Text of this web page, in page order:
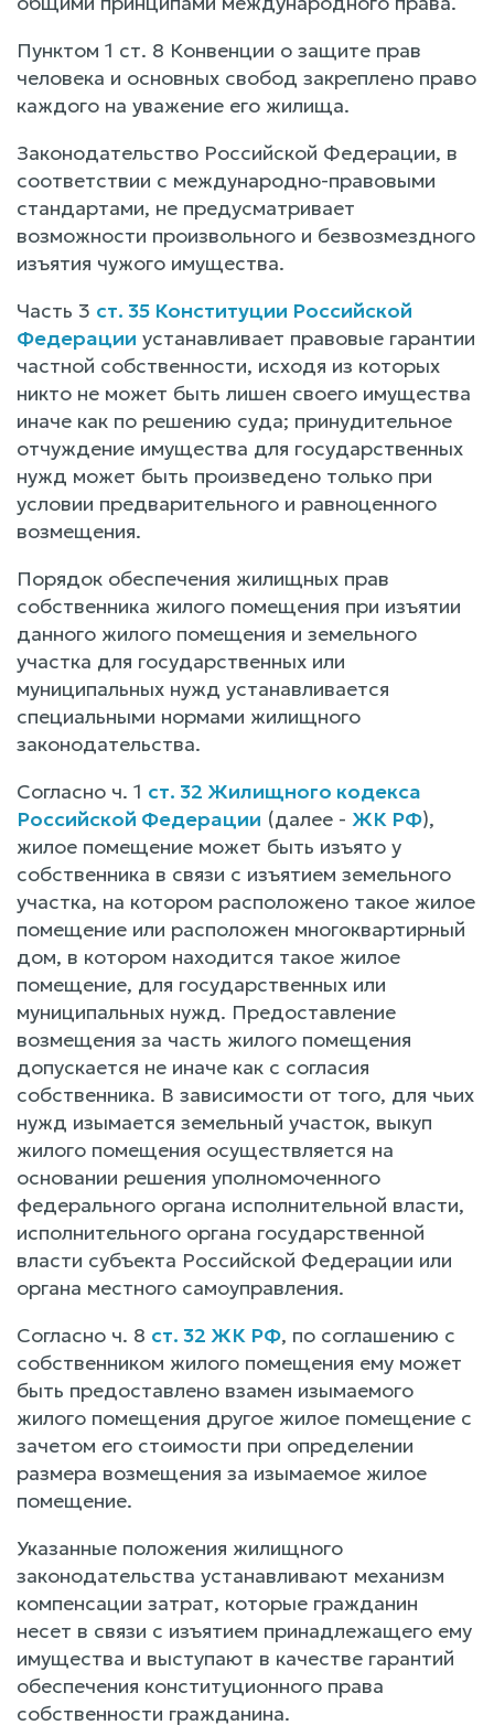
Пунктом 1 ст. 8 Конвенции о защите прав
человека и основных свобод закреплено право
каждого на уважение его жилища.
Законодательство Российской Федерации, в
соответствии с международно-правовыми
стандартами, не предусматривает
возможности произвольного и безвозмездного
изъятия чужого имущества.
Часть 3 ст. 35 Конституции Российской
Федерации устанавливает правовые гарантии
частной собственности, исходя из которых
никто не может быть лишен своего имущества
иначе как по решению суда; принудительное
отчуждение имущества для государственных
нужд может быть произведено только при
условии предварительного и равноценного
возмещения.
Порядок обеспечения жилищных прав
собственника жилого помещения при изъятии
данного жилого помещения и земельного
участка для государственных или
муниципальных нужд устанавливается
специальными нормами жилищного
законодательства.
Согласно ч. 1 ст. 32 Жилищного кодекса
Российской Федерации (далее - ЖК РФ),
жилое помещение может быть изъято у
собственника в связи с изъятием земельного
участка, на котором расположено такое жилое
помещение или расположен многоквартирный
дом, в котором находится такое жилое
помещение, для государственных или
муниципальных нужд. Предоставление
возмещения за часть жилого помещения
допускается не иначе как с согласия
собственника. В зависимости от того, для чьих
нужд изымается земельный участок, выкуп
жилого помещения осуществляется на
основании решения уполномоченного
федерального органа исполнительной власти,
исполнительного органа государственной
власти субъекта Российской Федерации или
органа местного самоуправления.
Согласно ч. 8 ст. 32 ЖК РФ, по соглашению с
собственником жилого помещения ему может
быть предоставлено взамен изымаемого
жилого помещения другое жилое помещение с
зачетом его стоимости при определении
размера возмещения за изымаемое жилое
помещение.
Указанные положения жилищного
законодательства устанавливают механизм
компенсации затрат, которые гражданин
несет в связи с изъятием принадлежащего ему
имущества и выступают в качестве гарантий
обеспечения конституционного права
собственности гражданина.